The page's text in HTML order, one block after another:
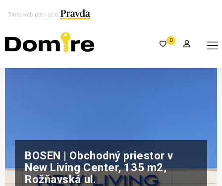
Tento web patrí pod
0
BOSEN | Obchodný priestor v
New Living Center, 135 m2,
Rožňavská ul.